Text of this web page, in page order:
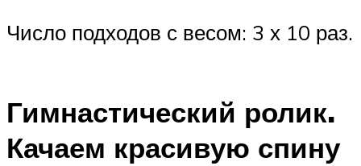
Число подходов с весом: 3 х 10 раз.
Гимнастический ролик.
Качаем красивую спину